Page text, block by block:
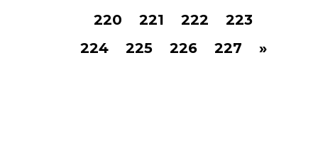
220
221 222
223
224
225 226 227 »